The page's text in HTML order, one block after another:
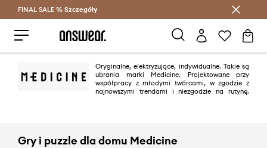
Oszczędzaj z Answear Club >
FINAL SALE % Szczegóły
Oryginalne, elektryzujące, indywidualne. Takie są
ubrania marki Medicine. Projektowane przy
współpracy z młodymi twórcami, w zgodzie z
najnowszymi trendami i niezgodzie na rutynę.
Gry i puzzle dla domu Medicine